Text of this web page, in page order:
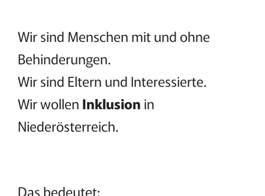
Wir sind Menschen mit und ohne
Behinderungen.
Wir sind Eltern und Interessierte.
Wir wollen Inklusion in
Niederösterreich.
Das bedeutet: